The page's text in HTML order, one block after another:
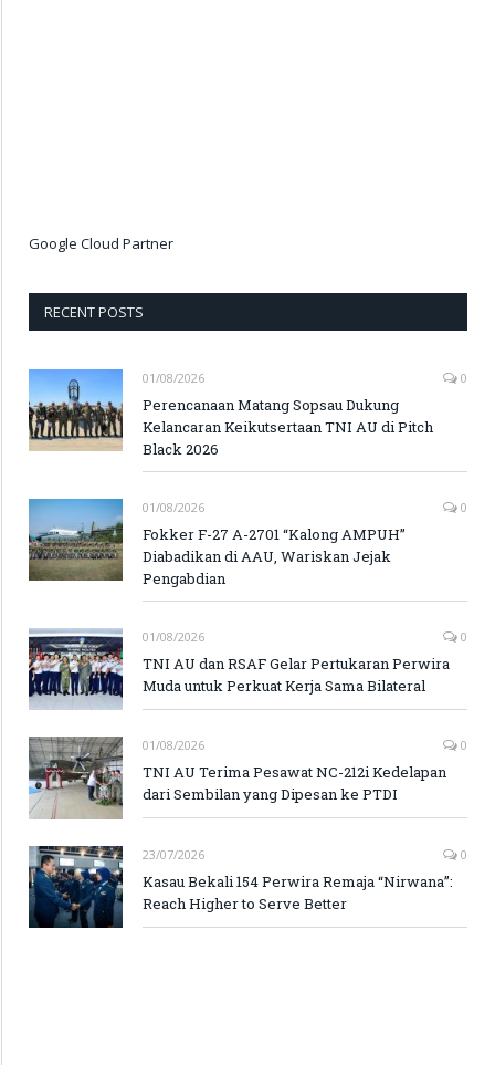
Google Cloud Partner
RECENT POSTS
01/08/2026 0
Perencanaan Matang Sopsau Dukung
Kelancaran Keikutsertaan TNI AU di Pitch
Black 2026
01/08/2026 0
Fokker F-27 A-2701 “Kalong AMPUH”
Diabadikan di AAU, Wariskan Jejak
Pengabdian
01/08/2026 0
TNI AU dan RSAF Gelar Pertukaran Perwira
Muda untuk Perkuat Kerja Sama Bilateral
01/08/2026 0
TNI AU Terima Pesawat NC-212i Kedelapan
dari Sembilan yang Dipesan ke PTDI
23/07/2026 0
Kasau Bekali 154 Perwira Remaja “Nirwana”:
Reach Higher to Serve Better